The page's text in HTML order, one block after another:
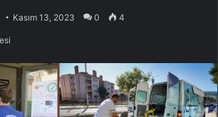
Kasım 13, 2023 0 4